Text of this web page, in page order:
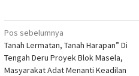
Navigasi
pos
Pos sebelumnya
Tanah Lermatan, Tanah Harapan” Di
Tengah Deru Proyek Blok Masela,
Masyarakat Adat Menanti Keadilan